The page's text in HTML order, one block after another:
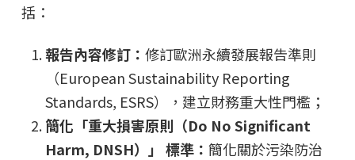
括：
報告內容修訂： 修訂歐洲永續發展報告準則
（European Sustainability Reporting
Standards, ESRS），建立財務重大性門檻；
簡化「重大損害原則（Do No Significant
Harm, DNSH）」 標準： 簡化關於污染防治